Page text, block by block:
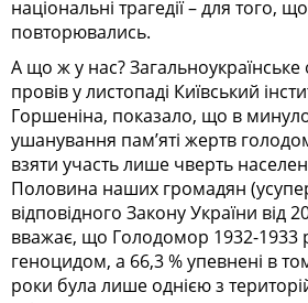
національні трагедії – для того,
повторювались.
А що ж у нас?
провів у листопаді Київський
Горшеніна, показало, що в
ушанування пам’яті жертв
взяти участь лише чверть
Половина наших громадян
відповідного Закону України від
вважає, що Голодомор 1932-1933
геноцидом, а 66,3 % упевнені в
роки була лише однією з